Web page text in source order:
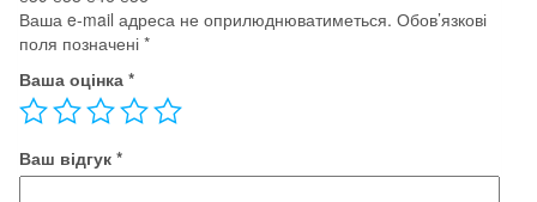
Ваша e-mail адреса не оприлюднюватиметься. Обов’язкові
поля позначені *
Ваша оцінка *
Ваш відгук *